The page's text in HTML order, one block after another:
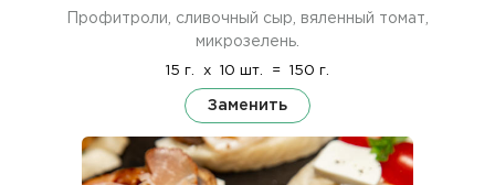
Профитроли, сливочный сыр, вяленный томат,
микрозелень.
15 г. x 10 шт. = 150 г.
Заменить